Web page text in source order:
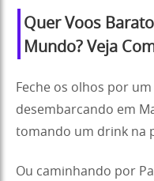
Quer Voos
Mundo? Veja
Feche os olhos por
desembarcando em
tomando um drink na
Ou caminhando por